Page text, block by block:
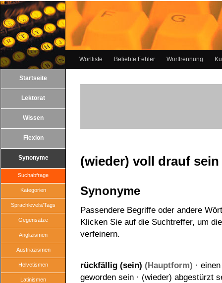
Wortliste Beliebte Fehler Worttrennung
Startseite
Lektorat
Wissen
Flexion
Synonyme
Suchabfrage
Kategorien
Sprachlevels/Tags
Gegensätze
Anglizismen
Austriazismen
Helvetismen
Latinismen
(wieder) voll drauf sein
Synonyme
Passendere Begriffe oder andere
Klicken Sie auf die Suchtreffer, um
verfeinern.
rückfällig (sein) (Hauptform) ·
geworden sein · (wieder) abgestürzt